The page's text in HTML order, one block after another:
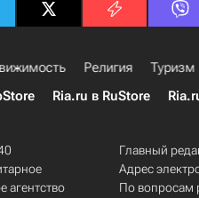
Религия Туризм
Ria.ru в RuStore
Главный
Адрес
По вопросам